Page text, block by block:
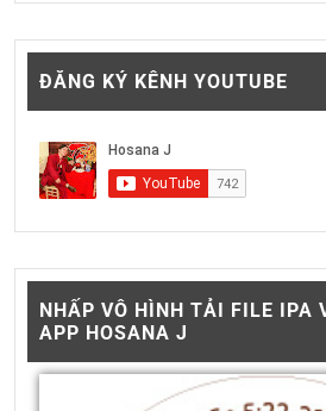
ĐĂNG KÝ KÊNH YOUTUBE
NHẤP VÔ HÌNH TẢI FILE IPA
APP HOSANA J